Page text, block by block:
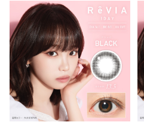
薄い 自然 バレにくい